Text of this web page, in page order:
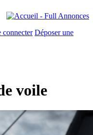
connecter Déposer une
voile